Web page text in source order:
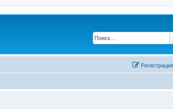
Регистрация